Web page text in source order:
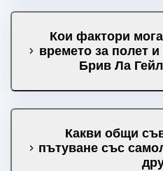
Кои фактори
времето за полет
Брив Ла
Какви общи
пътуване със